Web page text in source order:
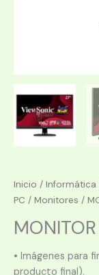
Inicio / Informática
PC / Monitores /
• Imágenes para
producto final).